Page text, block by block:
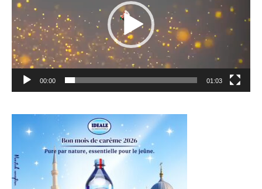
00:00 01:03